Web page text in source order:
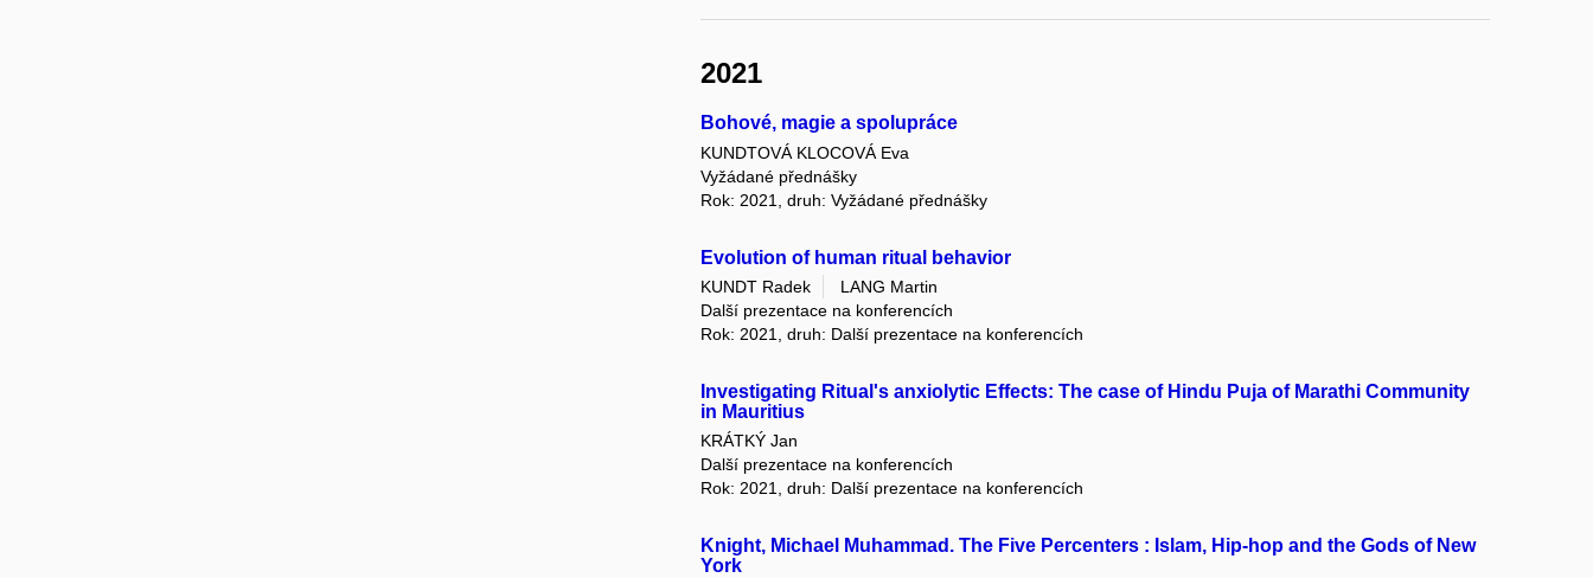
2021
Bohové, magie a spolupráce
KUNDTOVÁ KLOCOVÁ Eva
Vyžádané přednášky
Rok: 2021, druh: Vyžádané přednášky
Evolution of human ritual behavior
KUNDT Radek
LANG Martin
Další prezentace na konferencích
Rok: 2021, druh: Další prezentace na konferencích
Investigating Ritual's anxiolytic Effects: The case of Hindu Puja of Marathi Community
in Mauritius
KRÁTKÝ Jan
Další prezentace na konferencích
Rok: 2021, druh: Další prezentace na konferencích
Knight, Michael Muhammad. The Five Percenters : Islam, Hip-hop and the Gods of New
York